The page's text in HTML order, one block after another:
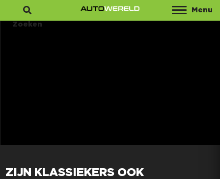
Menu
Zoeken
ZIJN KLASSIEKERS OOK